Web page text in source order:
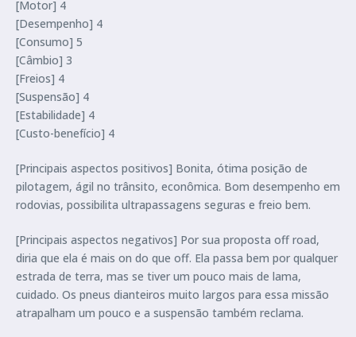
[Motor] 4
[Desempenho] 4
[Consumo] 5
[Câmbio] 3
[Freios] 4
[Suspensão] 4
[Estabilidade] 4
[Custo-benefício] 4
[Principais aspectos positivos] Bonita, ótima posição de
pilotagem, ágil no trânsito, econômica. Bom desempenho em
rodovias, possibilita ultrapassagens seguras e freio bem.
[Principais aspectos negativos] Por sua proposta off road,
diria que ela é mais on do que off. Ela passa bem por qualquer
estrada de terra, mas se tiver um pouco mais de lama,
cuidado. Os pneus dianteiros muito largos para essa missão
atrapalham um pouco e a suspensão também reclama.